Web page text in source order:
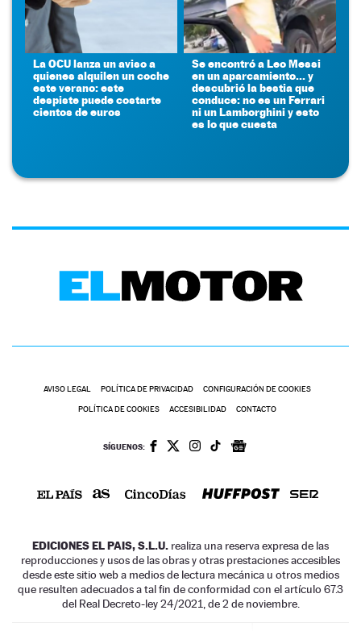
La OCU lanza un aviso a
quienes alquilen un coche
este verano: este
despiste puede costarte
cientos de euros
Se encontró a Leo Messi
en un aparcamiento... y
descubrió la bestia que
conduce: no es un Ferrari
ni un Lamborghini y esto
es lo que cuesta
AVISO LEGAL POLÍTICA DE PRIVACIDAD CONFIGURACIÓN DE COOKIES
POLÍTICA DE COOKIES ACCESIBILIDAD CONTACTO
SÍGUENOS:
EDICIONES EL PAIS, S.L.U. realiza una reserva expresa de las
reproducciones y usos de las obras y otras prestaciones accesibles
desde este sitio web a medios de lectura mecánica u otros medios
que resulten adecuados a tal fin de conformidad con el artículo 67.3
del Real Decreto-ley 24/2021, de 2 de noviembre.